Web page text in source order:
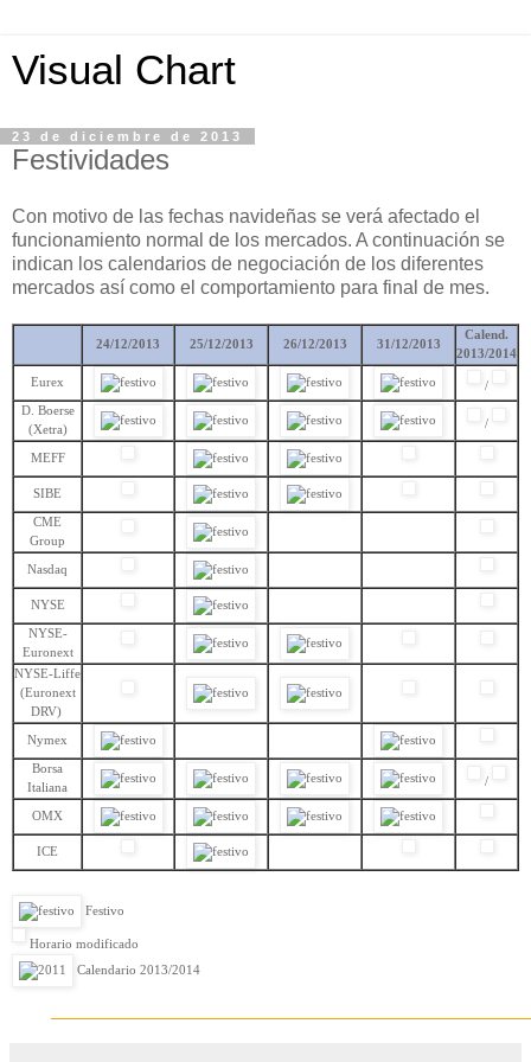
Visual Chart
23 de diciembre de 2013
Festividades
Con motivo de las fechas navideñas se verá afectado el
funcionamiento normal de los mercados. A continuación se
indican los calendarios de negociación de los diferentes
mercados así como el comportamiento para final de mes.
24/12/2013 25/12/2013 26/12/2013 31/12/2013
Calend.
2013/2014
Eurex
/
D. Boerse
(Xetra)
/
MEFF
SIBE
CME
Group
Nasdaq
NYSE
NYSE-
Euronext
NYSE-Liffe
(Euronext
DRV)
Nymex
Borsa
Italiana
/
OMX
ICE
Festivo
Horario modificado
Calendario 2013/2014